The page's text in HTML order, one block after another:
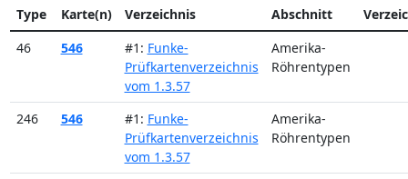
Type Karte(n) Verzeichnis
Abschnitt
46
546 #1: Funke-
Prüfkartenverzeichnis
vom 1.3.57
Amerika-
Röhrentypen
246 546 #1: Funke-
Prüfkartenverzeichnis
vom 1.3.57
Amerika-
Röhrentypen